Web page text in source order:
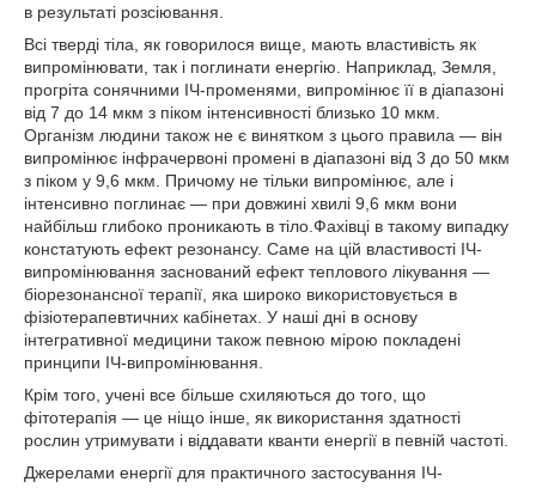
в результаті розсіювання.
Всі тверді тіла, як говорилося вище, мають властивість як
випромінювати, так і поглинати енергію. Наприклад, Земля,
прогріта сонячними ІЧ-променями, випромінює її в діапазоні
від 7 до 14 мкм з піком інтенсивності близько 10 мкм.
Організм людини також не є винятком з цього правила ― він
випромінює інфрачервоні промені в діапазоні від 3 до 50 мкм
з піком у 9,6 мкм. Причому не тільки випромінює, але і
інтенсивно поглинає ― при довжині хвилі 9,6 мкм вони
найбільш глибоко проникають в тіло. Фахівці в такому випадку
констатують ефект резонансу. Саме на цій властивості ІЧ-
випромінювання заснований ефект теплового лікування ―
біорезонансної терапії, яка широко використовується в
фізіотерапевтичних кабінетах. У наші дні в основу
інтегративної медицини також певною мірою покладені
принципи ІЧ-випромінювання.
Крім того, учені все більше схиляються до того, що
фітотерапія ― це ніщо інше, як використання здатності
рослин утримувати і віддавати кванти енергії в певній частоті.
Джерелами енергії для практичного застосування ІЧ-